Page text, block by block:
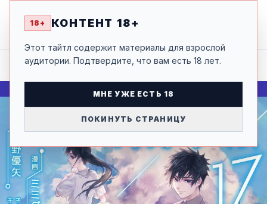
18+ КОНТЕНТ 18+
Этот тайтл содержит материалы для взрослой
аудитории. Подтвердите, что вам есть 18 лет.
МНЕ УЖЕ ЕСТЬ 18
ПОКИНУТЬ СТРАНИЦУ
НАЗАД
ТЕЛО, Я СТАНУ НЕПОБЕДИМЫМ ВОИНОМ
ТОМ 2 ГЛАВА 7: КАЗУ И ВОИНСТВЕННЫЙ БОГ